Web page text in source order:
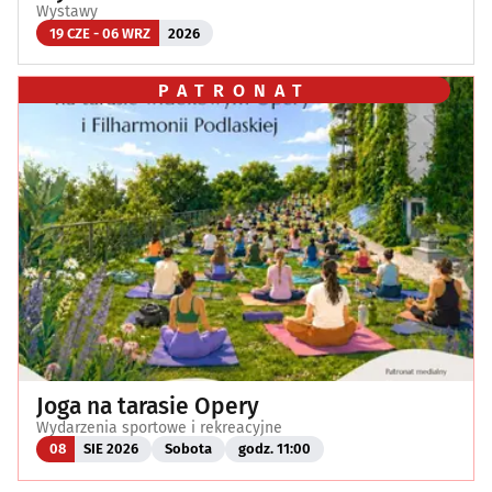
Wystawy
19 CZE - 06 WRZ 2026
PATRONAT
Joga na tarasie Opery
Wydarzenia sportowe i rekreacyjne
08 SIE 2026 Sobota godz. 11:00